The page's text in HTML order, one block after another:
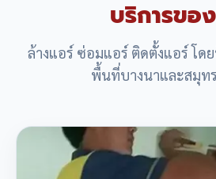
บริการของ
ล้างแอร์ ซ่อมแอร์ ติดตั้งแอร์ โด
พื้นที่บางนาและสมุท